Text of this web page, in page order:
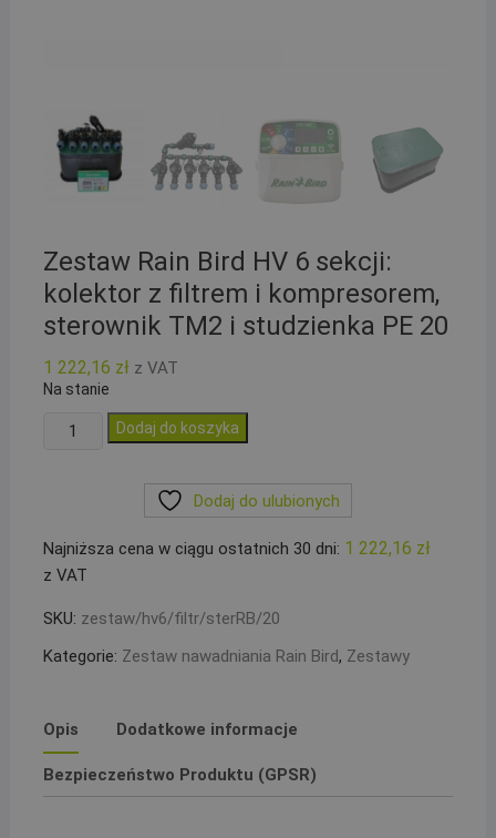
Zestaw Rain Bird HV 6 sekcji:
kolektor z filtrem i kompresorem,
sterownik TM2 i studzienka PE 20
1 222,16 zł z VAT
Na stanie
ilość
6
sekcji:
kolektor
filtrem
sterownik
TM2
i
Dodaj do koszyka
Dodaj do ulubionych
Najniższa cena w ciągu ostatnich 30 dni: 1 222,16 zł
z VAT
SKU: zestaw/hv6/filtr/sterRB/20
Kategorie: Zestaw nawadniania Rain Bird, Zestawy
Opis Dodatkowe informacje
Bezpieczeństwo Produktu (GPSR)